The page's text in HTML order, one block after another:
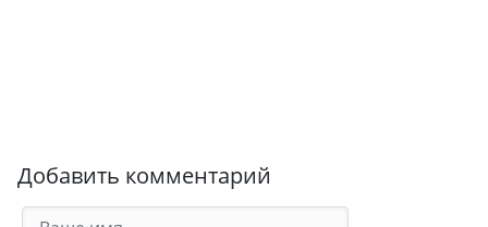
Добавить комментарий